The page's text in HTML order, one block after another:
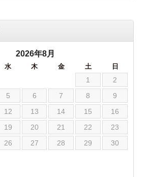
2026年8月
水 木 金 土 日
1
2
5 6 7 8
9
12 13 14 15
16
19 20 21 22
23
26 27 28 29
30